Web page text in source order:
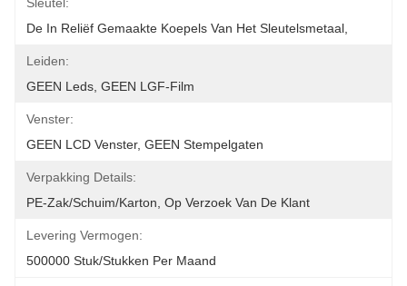
De In Reliëf Gemaakte Koepels Van Het Sleutelsmetaal,
Leiden:
GEEN Leds, GEEN LGF-Film
Venster:
GEEN LCD Venster, GEEN Stempelgaten
Verpakking Details:
PE-Zak/schuim/karton, Op Verzoek Van De Klant
Levering Vermogen:
500000 Stuk/Stukken Per Maand